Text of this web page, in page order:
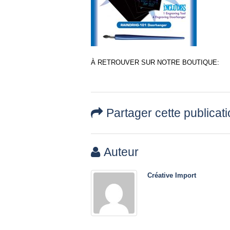
À RETROUVER SUR NOTRE BOUTIQUE:
Partager cette
Auteur
Créative Import